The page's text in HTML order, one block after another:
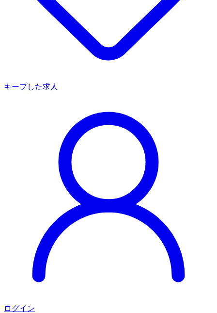
キープした求人
ログイン